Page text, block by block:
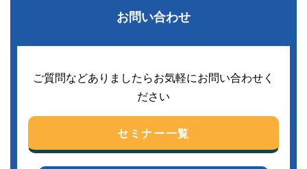
お問い合わせ
ご質問などありましたらお気軽にお問い合わせく
ださい
セミナー一覧